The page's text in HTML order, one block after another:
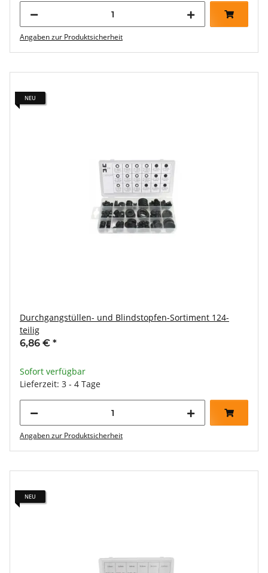
Angaben zur Produktsicherheit
NEU
Durchgangstüllen- und Blindstopfen-Sortiment 124-
teilig
6,86 € *
Sofort verfügbar
Lieferzeit: 3 - 4 Tage
Angaben zur Produktsicherheit
NEU